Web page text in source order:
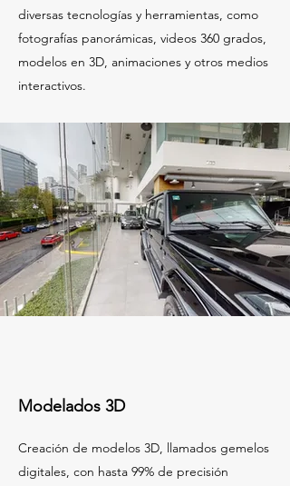
diversas tecnologías y herramientas, como
fotografías panorámicas, videos 360 grados,
modelos en 3D, animaciones y otros medios
interactivos.
Modelados 3D
Creación de modelos 3D, llamados gemelos
digitales, con hasta 99% de precisión